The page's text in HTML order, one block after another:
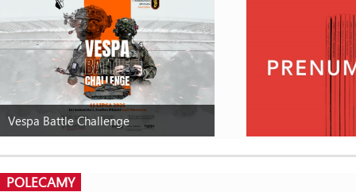
Vespa Battle Challenge
POLECAMY